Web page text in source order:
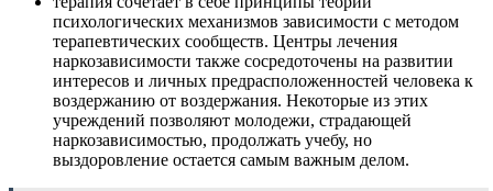
психологических механизмов зависимости с методом
терапевтических сообществ. Центры лечения
наркозависимости также сосредоточены на развитии
интересов и личных предрасположенностей человека к
воздержанию от воздержания. Некоторые из этих
учреждений позволяют молодежи, страдающей
наркозависимостью, продолжать учебу, но
выздоровление остается самым важным делом.